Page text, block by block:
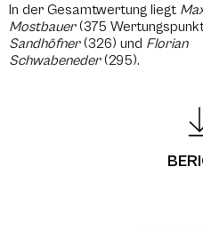
In der Gesamtwertung liegt
Mostbauer(375
Sandhöfner(326) und Florian
Schwabeneder(295).